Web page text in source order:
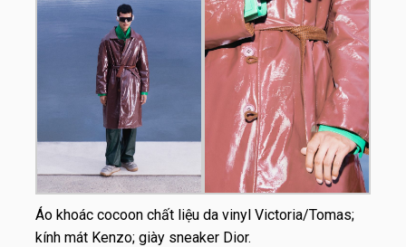
Áo khoác cocoon chất liệu da vinyl Victoria/Tomas;
kính mát Kenzo; giày sneaker Dior.